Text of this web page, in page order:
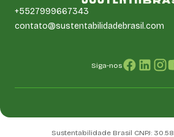
+5527999667343
contato@sustentabilidadebrasil.com
Siga-nos
Sustentabilidade Brasil CNPJ: